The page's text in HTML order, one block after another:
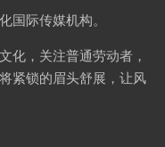
国际传媒机构。
化，关注普通劳动者，
紧锁的眉头舒展，让风